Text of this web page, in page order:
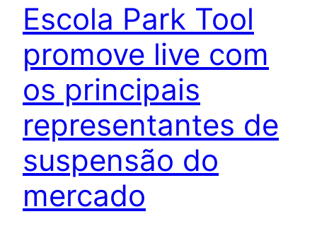
Escola Park Tool
promove live com
os principais
representantes de
suspensão do
mercado